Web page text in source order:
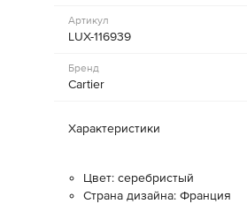
Артикул
LUX-116939
Бренд
Cartier
Характеристики
Цвет: серебристый
Страна дизайна: Франция